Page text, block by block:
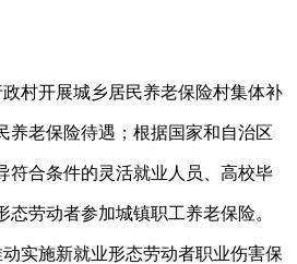
政村开展城乡居民养老保险村集体补
养老保险待遇；根据国家和自治区
符合条件的灵活就业人员、高校毕
态劳动者参加城镇职工养老保险。
实施新就业形态劳动者职业伤害保